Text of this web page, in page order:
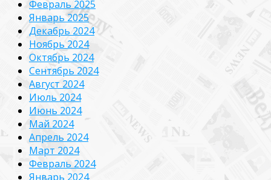
Февраль 2025
Январь 2025
Декабрь 2024
Ноябрь 2024
Октябрь 2024
Сентябрь 2024
Август 2024
Июль 2024
Июнь 2024
Май 2024
Апрель 2024
Март 2024
Февраль 2024
Январь 2024